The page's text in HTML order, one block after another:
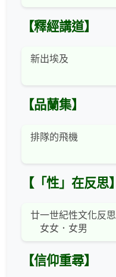
【釋經講道】
新出埃及
【品蘭集】
排隊的飛機
【「性」在反思】
廿一世紀性文化反思
女女．女男
【信仰重尋】